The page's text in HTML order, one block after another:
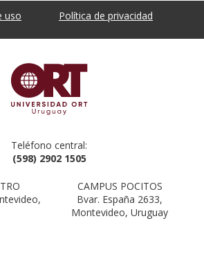
uso Política de privacidad
Teléfono central:
(598) 2902 1505
CAMPUS POCITOS
Bvar. España 2633,
Montevideo, Uruguay